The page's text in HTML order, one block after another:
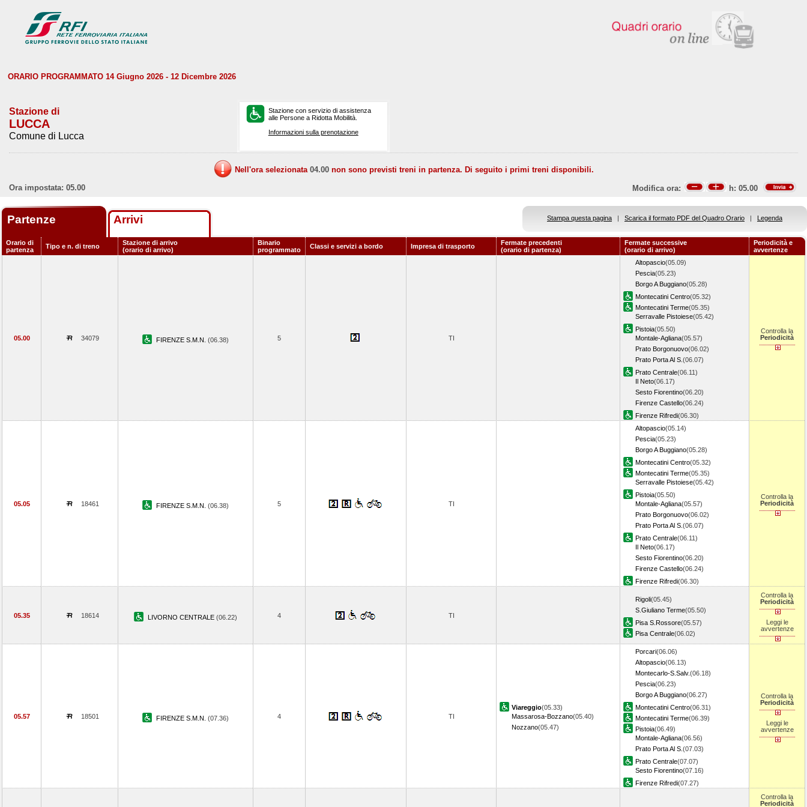
ORARIO PROGRAMMATO 14 Giugno 2026 - 12 Dicembre 2026
Stazione di
LUCCA
Comune di Lucca
Stazione con servizio di assistenza
alle Persone a Ridotta Mobilità.
Informazioni sulla prenotazione
Nell'ora selezionata 04.00 non sono previsti treni in partenza. Di seguito i primi treni disponibili.
Ora impostata: 05.00
Modifica ora: h: 05.00
Partenze Arrivi Stampa questa pagina | Scarica il formato PDF del Quadro Orario | Legenda
Orario di
partenza
Tipo e n. di treno
Stazione di arrivo
(orario di arrivo)
Binario
programmato
Classi e servizi a bordo Impresa di trasporto
Fermate precedenti
(orario di partenza)
Fermate successive
(orario di arrivo)
Periodicità e
avvertenze
05.00 34079 FIRENZE S.M.N. (06.38) 5 TI
Altopascio(05.09)
Pescia(05.23)
Borgo A Buggiano(05.28)
Montecatini Centro(05.32)
Montecatini Terme(05.35)
Serravalle Pistoiese(05.42)
Pistoia(05.50)
Montale-Agliana(05.57)
Prato Borgonuovo(06.02)
Prato Porta Al S. (06.07)
Prato Centrale(06.11)
Il Neto(06.17)
Sesto Fiorentino(06.20)
Firenze Castello(06.24)
Firenze Rifredi(06.30)
Controlla la
Periodicità
05.05 18461 FIRENZE S.M.N. (06.38) 5 TI
Altopascio(05.14)
Pescia(05.23)
Borgo A Buggiano(05.28)
Montecatini Centro(05.32)
Montecatini Terme(05.35)
Serravalle Pistoiese(05.42)
Pistoia(05.50)
Montale-Agliana(05.57)
Prato Borgonuovo(06.02)
Prato Porta Al S. (06.07)
Prato Centrale(06.11)
Il Neto(06.17)
Sesto Fiorentino(06.20)
Firenze Castello(06.24)
Firenze Rifredi(06.30)
Controlla la
Periodicità
05.35 18614 LIVORNO CENTRALE (06.22) 4 TI
Rigoli(05.45)
S.Giuliano Terme(05.50)
Pisa S.Rossore(05.57)
Pisa Centrale(06.02)
Controlla la
Periodicità
Leggi le
avvertenze
05.57 18501 FIRENZE S.M.N. (07.36) 4 TI
Viareggio(05.33)
Massarosa-Bozzano(05.40)
Nozzano(05.47)
Porcari(06.06)
Altopascio(06.13)
Montecarlo-S.Salv.(06.18)
Pescia(06.23)
Borgo A Buggiano(06.27)
Montecatini Centro(06.31)
Montecatini Terme(06.39)
Pistoia(06.49)
Montale-Agliana(06.56)
Prato Porta Al S. (07.03)
Prato Centrale(07.07)
Sesto Fiorentino(07.16)
Firenze Rifredi(07.27)
Controlla la
Periodicità
Leggi le
avvertenze
Controlla la
Periodicità